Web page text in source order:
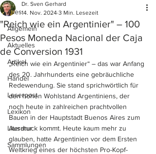
Alles
Allgemein
Aktuelles
Artikel
Handel
Leserpost
Lexikon
Literatur
Sammlungen
"Reich wie ein Argentinier" – 100
Pesos Moneda Nacional der Caja
de Conversion 1931
Dr. Sven Gerhard
14. Nov. 2024 3 Min. Lesezeit
„Reich wie ein Argentinier“ – das war Anfang
des 20. Jahrhunderts eine gebräuchliche
Redewendung. Sie stand sprichwörtlich für
den hohen Wohlstand Argentiniens, der
noch heute in zahlreichen prachtvollen
Bauen in der Hauptstadt Buenos Aires zum
Ausdruck kommt. Heute kaum mehr zu
glauben, hatte Argentinien vor dem Ersten
Weltkrieg eines der höchsten Pro-Kopf-